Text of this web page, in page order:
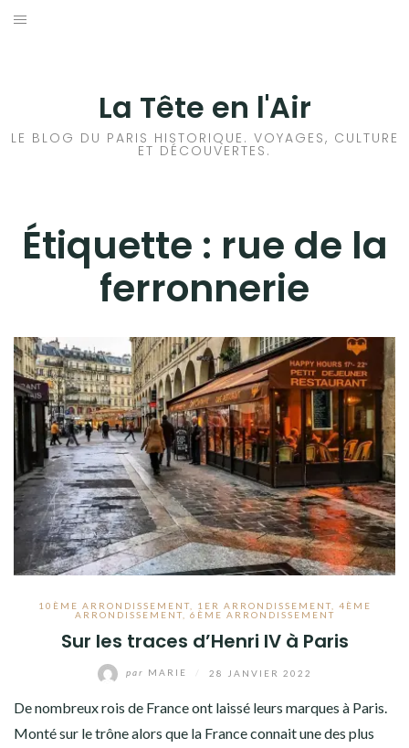
Aller
La Tête en l'Air
LE BLOG DU PARIS HISTORIQUE. VOYAGES, CULTURE
ET DÉCOUVERTES.
Étiquette : rue de la
ferronnerie
10ÈME ARRONDISSEMENT, 1ER ARRONDISSEMENT, 4ÈME
ARRONDISSEMENT, 6ÈME ARRONDISSEMENT
Sur les traces d’Henri IV à Paris
par MARIE 28 JANVIER 2022
De nombreux rois de France ont laissé leurs marques à Paris.
Monté sur le trône alors que la France connait une des plus
HISTOIRES EN ILE DE FRANCE
VOYAGES À L’ÉTRANGER